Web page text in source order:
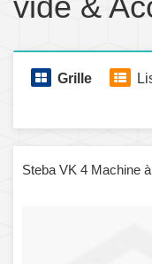
Grille
Steba VK 4 Machine